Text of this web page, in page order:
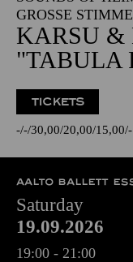
GROSSE STIMMEN
KARSU &
"TABULA
TICKETS
- - 30,00 20,00 15,00 -
AALTO BALLETT
Saturday
19.09.2026
19:00 - 21:00